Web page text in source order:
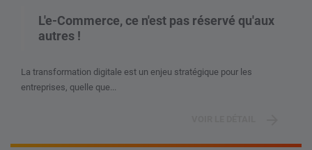
L'e-Commerce, ce n'est pas réservé qu'aux
autres !
La transformation digitale est un enjeu stratégique pour les
entreprises, quelle que...